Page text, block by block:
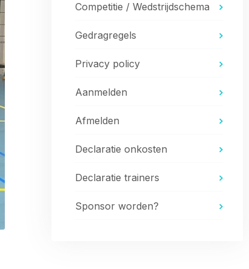
Competitie / Wedstrijdschema
Gedragregels
Privacy policy
Aanmelden
Afmelden
Declaratie onkosten
Declaratie trainers
Sponsor worden?